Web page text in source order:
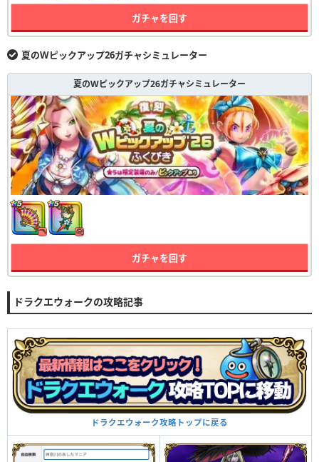
ガチャを回す
夏のWピックアップ26ガチャシミュレーター
夏のWピックアップ26ガチャシミュレーター
ガチャを回す
ドラクエウォークの攻略記事
ドラクエウォーク攻略トップに戻る